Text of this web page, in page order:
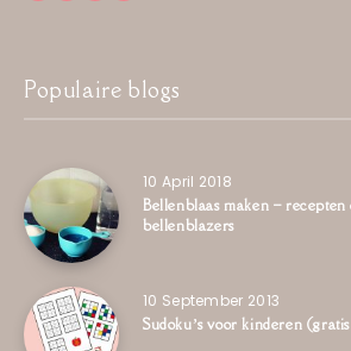
Populaire blogs
10 April 2018
Bellenblaas maken –
bellenblazers
10 September 2013
Sudoku’s voor kinderen